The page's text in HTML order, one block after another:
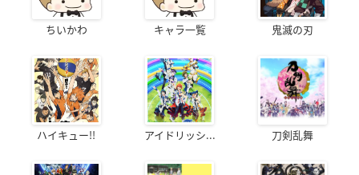
ちいかわ キャラ一覧 鬼滅の刃
ハイキュー!! アイドリッシ... 刀剣乱舞